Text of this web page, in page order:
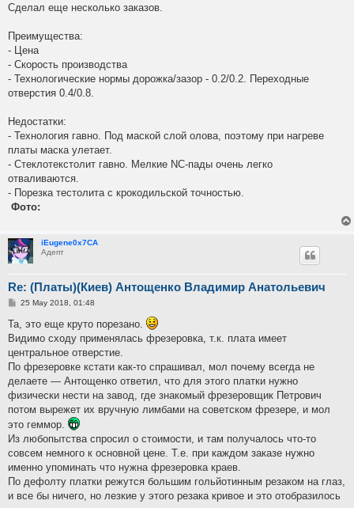
s
Сделал еще несколько заказов.
Преимущества:
- Цена
- Скорость производства
- Технологические нормы дорожка/зазор - 0.2/0.2. Переходные
отверстия 0.4/0.8.
Недостатки:
- Технология гавно. Под маской слой олова, поэтому при нагреве
платы маска улетает.
- Стеклотекстолит гавно. Мелкие NC-пады очень легко
отваливаются.
- Порезка тестолита с крокодильской точностью.
Фото:
iEugene0x7CA
Адепт
Re: (Платы)(Киев) Антощенко Владимир Анатольевич
P
s
t
25 May 2018, 01:48
Та, это еще круто порезано.
Видимо сходу применялась фрезеровка, т.к. плата имеет
центральное отверстие.
По фрезеровке кстати как-то спрашивал, мол почему всегда не
делаете — Антощенко ответил, что для этого платки нужно
физически нести на завод, где знакомый фрезеровщик Петрович
потом вырежет их вручную лимбами на советском фрезере, и мол
это геммор.
Из любопытства спросил о стоимости, и там получалось что-то
совсем немного к основной цене. Т.е. при каждом заказе нужно
именно упоминать что нужна фрезеровка краев.
По дефолту платки режутся большим гольйотинным резаком на глаз,
и все бы ничего, но лезкие у этого резака кривое и это отобразилось